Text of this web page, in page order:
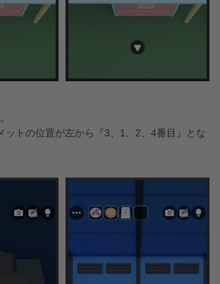
ットの位置が左から『3、1、2、4番目』とな